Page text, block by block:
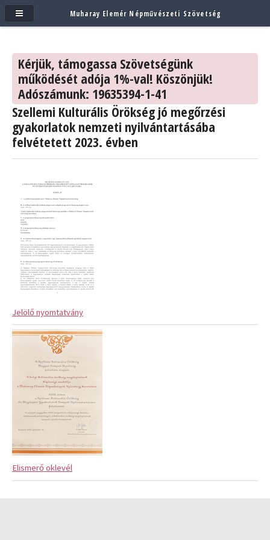
Kérjük, támogassa Szövetségünk
működését adója 1%-val! Köszönjük!
Adószámunk: 19635394-1-41
Szellemi Kulturális Örökség jó megőrzési
gyakorlatok nemzeti nyilvántartásába
felvétetett 2023. évben
Jelölő nyomtatvány
Elismerő oklevél
Muharay Elemér Népművészeti Szövetség